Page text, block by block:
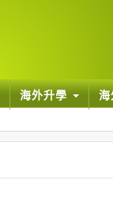
海外升學